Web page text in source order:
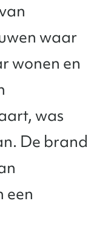
waar
wonen en
was
De brand
een